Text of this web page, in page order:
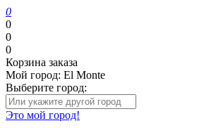
0
0
0
0
Корзина заказа
Мой город: El Monte
Выберите город:
Это мой город!